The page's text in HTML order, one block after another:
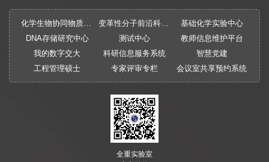
化学生物协同物质创制全国重点实验室 变革性分子前沿科学中心
基础化学实验中心
DNA存储研究中心
测试中心
教师信息维护平台
我的数字交大
科研信息服务系统
智慧党建
工程管理硕士
专家评审专栏 会议室共享预约系统
全重实验室